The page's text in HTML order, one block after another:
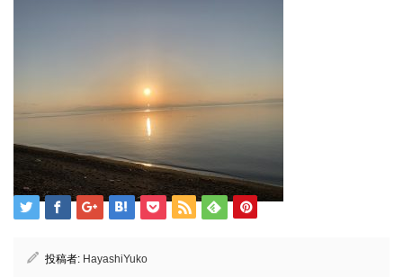
投稿者: HayashiYuko